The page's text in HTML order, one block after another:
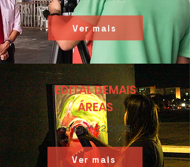
Ver mais
EDITAL DEMAIS
ÁREAS
Edital nº 22/2023
Ver mais